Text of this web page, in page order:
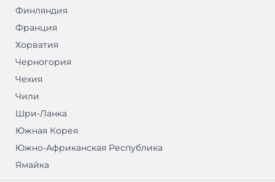
Финляндия
Франция
Хорватия
Черногория
Чехия
Чили
Шри-Ланка
Южная Корея
Южно-Африканская Республика
Ямайка